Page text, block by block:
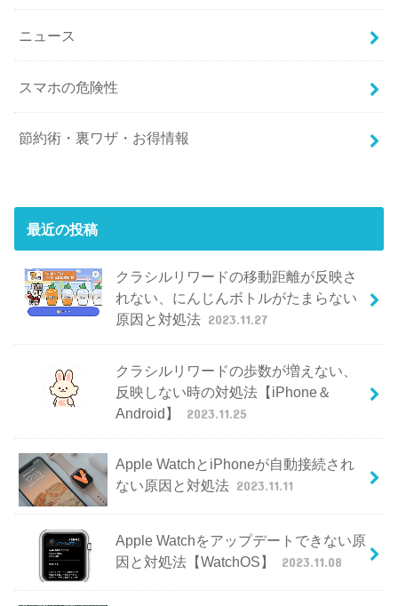
ニュース
スマホの危険性
節約術・裏ワザ・お得情報
最近の投稿
クラシルリワードの移動距離が反映さ
れない、にんじんボトルがたまらない
原因と対処法 2023.11.27
クラシルリワードの歩数が増えない、
反映しない時の対処法【iPhone＆
Android】
2023.11.25
Apple WatchとiPhoneが自動接続され
ない原因と対処法 2023.11.11
Apple Watchをアップデートできない原
因と対処法【WatchOS】
2023.11.08